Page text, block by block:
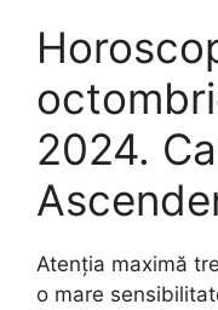
2024.
Atenția maximă
o mare